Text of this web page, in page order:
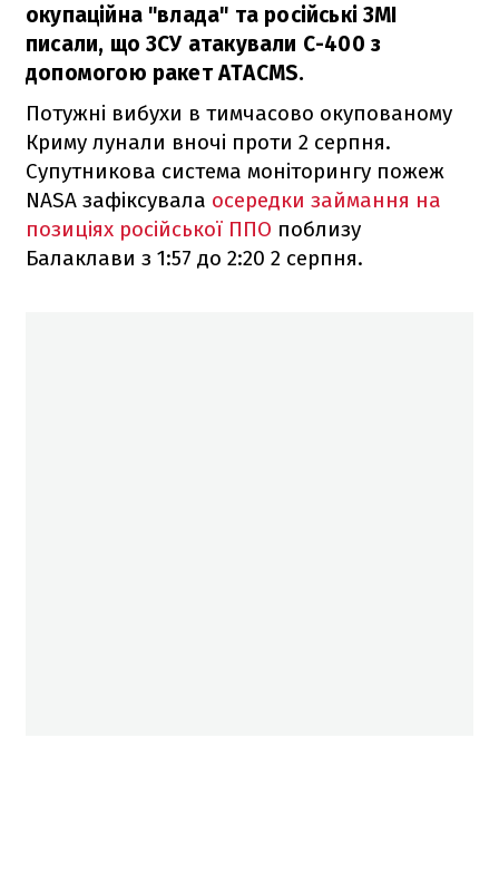
окупаційна "влада" та російські ЗМІ
писали, що ЗСУ атакували С-400 з
допомогою ракет ATACMS.
Потужні вибухи в тимчасово окупованому
Криму лунали вночі проти 2 серпня.
Супутникова система моніторингу пожеж
NASA зафіксувала осередки займання на
позиціях російської ППО поблизу
Балаклави з 1:57 до 2:20 2 серпня.